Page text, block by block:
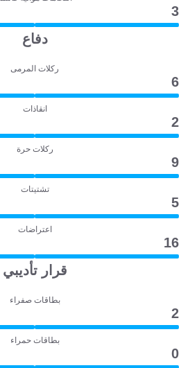
3
دفاع
ركلات المرمى
6
انقاذات
2
ركلات حرة
9
تشتيتات
5
اعتراضات
16
قرار تأديبي
بطاقات صفراء
2
بطاقات حمراء
0